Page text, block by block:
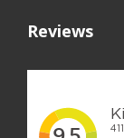
Reviews